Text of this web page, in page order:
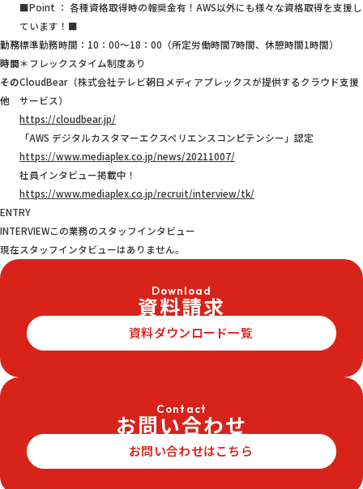
■Point ： 各種資格取得時の報奨金有！AWS以外にも様々な資格取得を支援し
ています！■
勤務
時間
標準勤務時間：10：00～18：00（所定労働時間7時間、休憩時間1時間）
＊フレックスタイム制度あり
その
他
CloudBear（株式会社テレビ朝日メディアプレックスが提供するクラウド支援
サービス）
https://cloudbear.jp/
「AWS デジタルカスタマーエクスペリエンスコンピテンシー」認定
https://www.mediaplex.co.jp/news/20211007/
社員インタビュー掲載中！
https://www.mediaplex.co.jp/recruit/interview/tk/
ENTRY
INTERVIEWこの業務のスタッフインタビュー
現在スタッフインタビューはありません。
Download
資料請求
資料ダウンロード一覧
Contact
お問い合わせ
お問い合わせはこちら